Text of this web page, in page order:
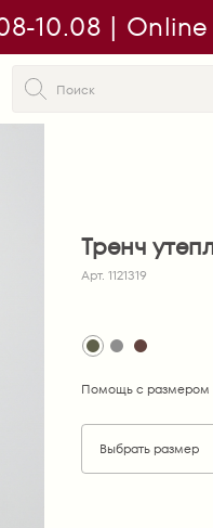
10.08 |
Тренч
Арт. 1121319
Помощь с размером
Выбрать размер